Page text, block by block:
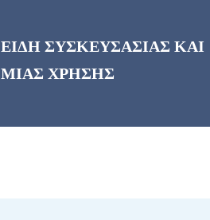
ΕΙΔΗ ΣΥΣΚΕΥΣΑΣΙΑΣ ΚΑΙ
ΜΙΑΣ ΧΡΗΣΗΣ